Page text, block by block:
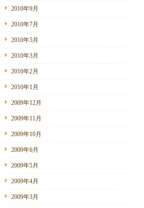
2010年9月
2010年7月
2010年5月
2010年3月
2010年2月
2010年1月
2009年12月
2009年11月
2009年10月
2009年6月
2009年5月
2009年4月
2009年3月